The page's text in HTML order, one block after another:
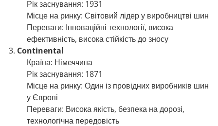
Рік заснування: 1931
Місце на ринку: Світовий лідер у виробництві шин
Переваги: Інноваційні технології, висока
ефективність, висока стійкість до зносу
Continental
Країна: Німеччина
Рік заснування: 1871
Місце на ринку: Один із провідних виробників шин
у Європі
Переваги: Висока якість, безпека на дорозі,
технологічна передовість